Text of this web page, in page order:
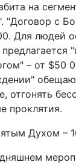
на
"Договор с
Для людей
– от $50
отгонять
проклятия.
Духом –